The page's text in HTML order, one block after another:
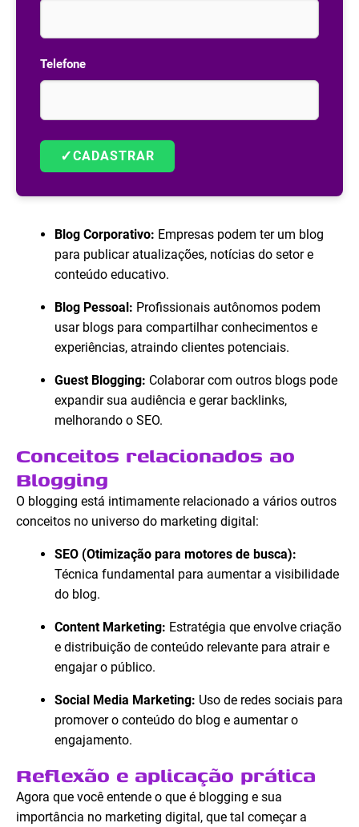
Telefone
✓CADASTRAR
Blog Corporativo: Empresas podem ter um blog
para publicar atualizações, notícias do setor e
conteúdo educativo.
Blog Pessoal: Profissionais autônomos podem
usar blogs para compartilhar conhecimentos e
experiências, atraindo clientes potenciais.
Guest Blogging: Colaborar com outros blogs pode
expandir sua audiência e gerar backlinks,
melhorando o SEO.
Conceitos relacionados ao
Blogging
O blogging está intimamente relacionado a vários outros
conceitos no universo do marketing digital:
SEO (Otimização para motores de busca):
Técnica fundamental para aumentar a visibilidade
do blog.
Content Marketing: Estratégia que envolve criação
e distribuição de conteúdo relevante para atrair e
engajar o público.
Social Media Marketing: Uso de redes sociais para
promover o conteúdo do blog e aumentar o
engajamento.
Reflexão e aplicação prática
Agora que você entende o que é blogging e sua
importância no marketing digital, que tal começar a